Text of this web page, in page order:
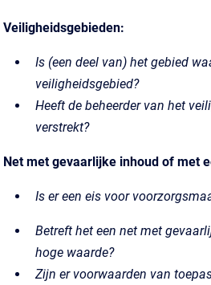
Veiligheidsgebieden:
Is (een deel van) het gebied
veiligheidsgebied?
Heeft de beheerder van het
verstrekt?
Net met gevaarlijke inhoud of met
Is er een eis voor
Betreft het een net met
hoge waarde?
Zijn er voorwaarden van